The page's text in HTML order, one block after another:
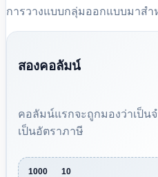
การวางแบบกลุ่มออกแบบมาส
สองคอลัมน์
คอลัมน์แรกจะถูกมองว่าเป็น
เป็นอัตราภาษี
1000	10